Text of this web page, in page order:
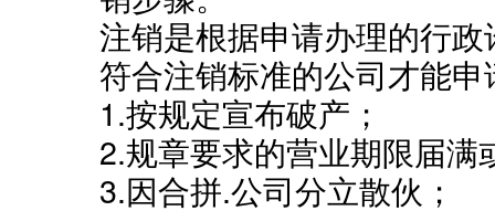
注销是根据申请办理的行
符合注销标准的公司才能
1.按规定宣布破产；
2.规章要求的营业期限届满
3.因合拼.公司分立散伙；